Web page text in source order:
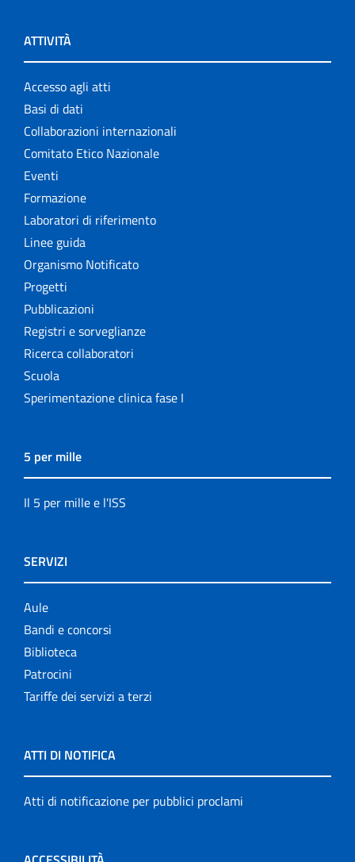
ATTIVITÀ
Accesso agli atti
Basi di dati
Collaborazioni internazionali
Comitato Etico Nazionale
Eventi
Formazione
Laboratori di riferimento
Linee guida
Organismo Notificato
Progetti
Pubblicazioni
Registri e sorveglianze
Ricerca collaboratori
Scuola
Sperimentazione clinica fase I
5 per mille
Il 5 per mille e l'ISS
SERVIZI
Aule
Bandi e concorsi
Biblioteca
Patrocini
Tariffe dei servizi a terzi
ATTI DI NOTIFICA
Atti di notificazione per pubblici proclami